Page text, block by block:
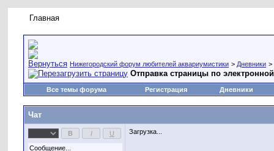
Главная
Нижегородский форум любителей аквариумистики > Дневники >
Отправка страницы по
Все темы форума Регистрация Дневники
Чат
Загрузка...